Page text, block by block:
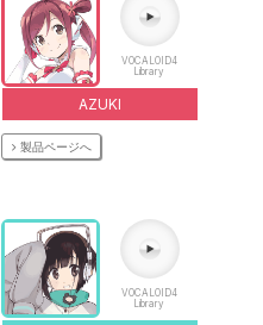
VOCALOID4
Library
AZUKI
製品ページへ
VOCALOID4
Library